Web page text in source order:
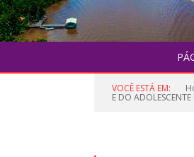
VOCÊ ESTÁ EM:
E DO